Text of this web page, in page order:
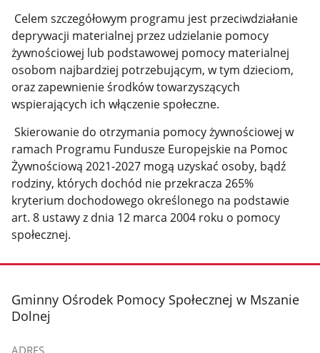
Celem szczegółowym programu jest przeciwdziałanie
deprywacji materialnej przez udzielanie pomocy
żywnościowej lub podstawowej pomocy materialnej
osobom najbardziej potrzebującym, w tym dzieciom,
oraz zapewnienie środków towarzyszących
wspierających ich włączenie społeczne.
Skierowanie do otrzymania pomocy żywnościowej w
ramach Programu Fundusze Europejskie na Pomoc
Żywnościową 2021-2027 mogą uzyskać osoby, bądź
rodziny, których dochód nie przekracza 265%
kryterium dochodowego określonego na podstawie
art. 8 ustawy z dnia 12 marca 2004 roku o pomocy
społecznej.
stopka
Gminny Ośrodek Pomocy Społecznej w Mszanie
Dolnej